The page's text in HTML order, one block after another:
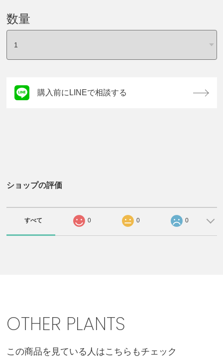
数量
購入前にLINEで相談する
ショップの評価
すべて 0 0 0
OTHER PLANTS
この商品を見ている人はこちらもチェック